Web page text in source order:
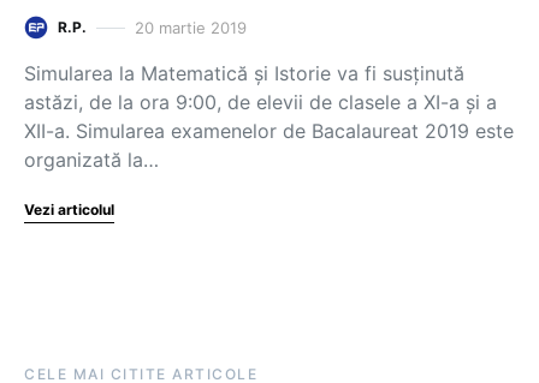
R.P. 20 martie 2019
Simularea la Matematică și Istorie va fi susținută
astăzi, de la ora 9:00, de elevii de clasele a XI-a și a
XII-a. Simularea examenelor de Bacalaureat 2019 este
organizată la…
Vezi articolul
CELE MAI CITITE ARTICOLE